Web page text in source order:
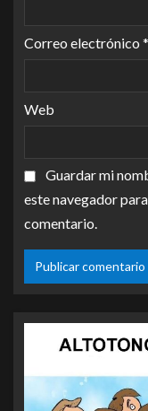
Correo electrónico *
Web
Guardar mi
este navegador
comentario.